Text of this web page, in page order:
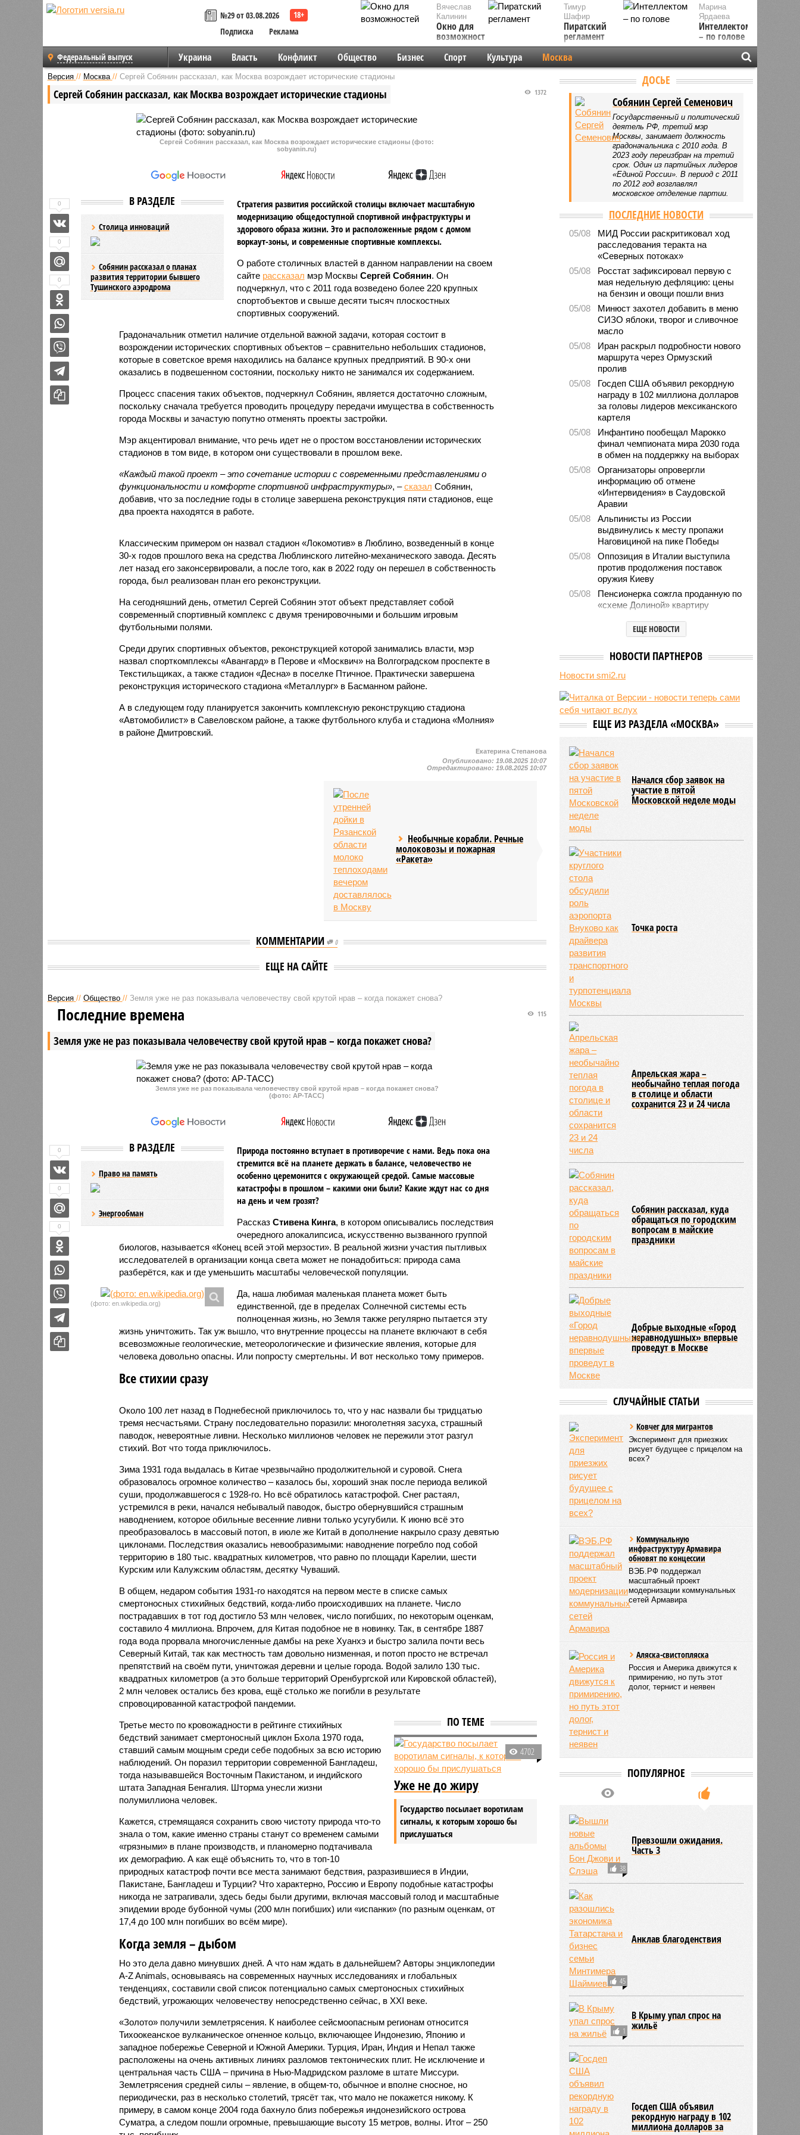
№29 от 03.08.2026
Подписка
Реклама
Вячеслав
Калинин
Окно для
возможностей
Марина
Ярдаева
Интеллектом
– по голове
Тимур
Шафир
Пиратский
регламент
Федеральный выпуск Украина Власть Конфликт Общество Бизнес Спорт Культура Москва
Версия // Москва // Сергей Собянин рассказал, как Москва возрождает исторические стадионы
Сергей Собянин рассказал, как Москва возрождает исторические стадионы 1372
Сергей Собянин рассказал, как Москва возрождает исторические стадионы (фото:
sobyanin.ru)
В РАЗДЕЛЕ
Столица инноваций
Собянин рассказал о планах
развития территории бывшего
Тушинского аэродрома
Стратегия развития российской столицы включает масштабную
модернизацию общедоступной спортивной инфраструктуры и
здорового образа жизни. Это и расположенные рядом с домом
воркаут-зоны, и современные спортивные комплексы.
О работе столичных властей в данном направлении на своем
сайте рассказал мэр Москвы Сергей Собянин. Он
подчеркнул, что с 2011 года возведено более 220 крупных
спортобъектов и свыше десяти тысяч плоскостных
спортивных сооружений.
Градоначальник отметил наличие отдельной важной задачи, которая состоит в
возрождении исторических спортивных объектов – сравнительно небольших стадионов,
которые в советское время находились на балансе крупных предприятий. В 90-х они
оказались в подвешенном состоянии, поскольку никто не занимался их содержанием.
Процесс спасения таких объектов, подчеркнул Собянин, является достаточно сложным,
поскольку сначала требуется проводить процедуру передачи имущества в собственность
города Москвы и зачастую попутно отменять проекты застройки.
Мэр акцентировал внимание, что речь идет не о простом восстановлении исторических
стадионов в том виде, в котором они существовали в прошлом веке.
«Каждый такой проект – это сочетание истории с современными представлениями о
функциональности и комфорте спортивной инфраструктуры», –сказал Собянин,
добавив, что за последние годы в столице завершена реконструкция пяти стадионов, еще
два проекта находятся в работе.
Классическим примером он назвал стадион «Локомотив» в Люблино, возведенный в конце
30-х годов прошлого века на средства Люблинского литейно-механического завода. Десять
лет назад его законсервировали, а после того, как в 2022 году он перешел в собственность
города, был реализован план его реконструкции.
На сегодняшний день, отметил Сергей Собянин этот объект представляет собой
современный спортивный комплекс с двумя тренировочными и большим игровым
футбольными полями.
Среди других спортивных объектов, реконструкцией которой занимались власти, мэр
назвал спорткомплексы «Авангард» в Перове и «Москвич» на Волгоградском проспекте в
Текстильщиках, а также стадион «Десна» в поселке Птичное. Практически завершена
реконструкция исторического стадиона «Металлург» в Басманном районе.
А в следующем году планируется закончить комплексную реконструкцию стадиона
«Автомобилист» в Савеловском районе, а также футбольного клуба и стадиона «Молния»
в районе Дмитровский.
0
0
0
Екатерина Степанова
Опубликовано: 19.08.2025 10:07
Отредактировано: 19.08.2025 10:07
Необычные корабли. Речные
молоковозы и пожарная
«Ракета»
КОММЕНТАРИИ 0
ЕЩЕ НА САЙТЕ
Версия // Общество // Земля уже не раз показывала человечеству свой крутой нрав – когда покажет снова?
Земля уже не раз показывала человечеству свой крутой нрав – когда покажет снова?
115
Последние времена
Земля уже не раз показывала человечеству свой крутой нрав – когда покажет снова?
(фото: АР-ТАСС)
В РАЗДЕЛЕ
Право на память
Энергообман
Природа постоянно вступает в противоречие с нами. Ведь пока она
стремится всё на планете держать в балансе, человечество не
особенно церемонится с окружающей средой. Самые массовые
катастрофы в прошлом – какими они были? Какие ждут нас со дня
на день и чем грозят?
Рассказ Стивена Кинга, в котором описывались последствия
очередного апокалипсиса, искусственно вызванного группой
биологов, называется «Конец всей этой мерзости». В реальной жизни участия пытливых
исследователей в организации конца света может не понадобиться: природа сама
разберётся, как и где уменьшить масштабы человеческой популяции.
(фото: en.wikipedia.org)
Да, наша любимая маленькая планета может быть
единственной, где в пределах Солнечной системы есть
полноценная жизнь, но Земля также регулярно пытается эту
жизнь уничтожить. Так уж вышло, что внутренние процессы на планете включают в себя
всевозможные геологические, метеорологические и физические явления, которые для
человека довольно опасны. Или попросту смертельны. И вот несколько тому примеров.
Все стихии сразу
Около 100 лет назад в Поднебесной приключилось то, что у нас назвали бы тридцатью
тремя несчастьями. Страну последовательно поразили: многолетняя засуха, страшный
паводок, невероятные ливни. Несколько миллионов человек не пережили этот разгул
стихий. Вот что тогда приключилось.
Зима 1931 года выдалась в Китае чрезвычайно продолжительной и суровой. Снега
образовалось огромное количество – казалось бы, хороший знак после периода великой
суши, продолжавшегося с 1928-го. Но всё обратилось катастрофой. Снег растаял,
устремился в реки, начался небывалый паводок, быстро обернувшийся страшным
наводнением, которое обильные весенние ливни только усугубили. К июню всё это
преобразовалось в массовый потоп, в июле же Китай в дополнение накрыло сразу девятью
циклонами. Последствия оказались невообразимыми: наводнение погребло под собой
территорию в 180 тыс. квадратных километров, что равно по площади Карелии, шести
Курским или Калужским областям, десятку Чуваший.
В общем, недаром события 1931-го находятся на первом месте в списке самых
смертоносных стихийных бедствий, когда-либо происходивших на планете. Число
пострадавших в тот год достигло 53 млн человек, число погибших, по некоторым оценкам,
составило 4 миллиона. Впрочем, для Китая подобное не в новинку. Так, в сентябре 1887
года вода прорвала многочисленные дамбы на реке Хуанхэ и быстро залила почти весь
Северный Китай, так как местность там довольно низменная, и потоп просто не встречал
препятствий на своём пути, уничтожая деревни и целые города. Водой залило 130 тыс.
квадратных километров (а это больше территорий Оренбургской или Кировской областей),
2 млн человек остались без крова, ещё столько же погибли в результате
спровоцированной катастрофой пандемии.
ПО ТЕМЕ
4702
Уже не до жиру
Государство посылает воротилам
сигналы, к которым хорошо бы
прислушаться
Третье место по кровожадности в рейтинге стихийных
бедствий занимает смертоносный циклон Бхола 1970 года,
ставший самым мощным среди себе подобных за всю историю
наблюдений. Он поразил территории современной Бангладеш,
тогда называвшейся Восточным Пакистаном, и индийского
штата Западная Бенгалия. Шторма унесли жизни
полумиллиона человек.
Кажется, стремящаяся сохранить свою чистоту природа что-то
знала о том, какие именно страны станут со временем самыми
«грязными» в плане производств, и планомерно подтачивала
их демографию. А как ещё объяснить то, что в топ-10
природных катастроф почти все места занимают бедствия, разразившиеся в Индии,
Пакистане, Бангладеш и Турции? Что характерно, Россию и Европу подобные катастрофы
никогда не затрагивали, здесь беды были другими, включая массовый голод и масштабные
эпидемии вроде бубонной чумы (200 млн погибших) или «испанки» (по разным оценкам, от
17,4 до 100 млн погибших во всём мире).
Когда земля – дыбом
Но это дела давно минувших дней. А что нам ждать в дальнейшем? Авторы энциклопедии
A-Z Animals, основываясь на современных научных исследованиях и глобальных
тенденциях, составили свой список потенциально самых смертоносных стихийных
бедствий, угрожающих человечеству непосредственно сейчас, в XXI веке.
«Золото» получили землетрясения. К наиболее сейсмоопасным регионам относится
Тихоокеанское вулканическое огненное кольцо, включающее Индонезию, Японию и
западное побережье Северной и Южной Америки. Турция, Иран, Индия и Непал также
расположены на очень активных линиях разломов тектонических плит. Не исключение и
центральная часть США – причина в Нью-Мадридском разломе в штате Миссури.
Землетрясения средней силы – явление, в общем-то, обычное и вполне сносное, но
периодически, раз в несколько столетий, трясёт так, что мало не покажется никому. К
примеру, в самом конце 2004 года бахнуло близ побережья индонезийского острова
Суматра, а следом пошли огромные, превышающие высоту 15 метров, волны. Итог – 250
0
0
0
ДОСЬЕ
Собянин Сергей Семенович
Государственный и политический
деятель РФ, третий мэр
Москвы, занимает должность
градоначальника с 2010 года. В
2023 году переизбран на третий
срок. Один из партийных лидеров
«Единой России». В период с 2011
по 2012 год возглавлял
московское отделение партии.
ПОСЛЕДНИЕ НОВОСТИ
05/08
МИД России раскритиковал ход
расследования теракта на
«Северных потоках»
05/08
Росстат зафиксировал первую с
мая недельную дефляцию: цены
на бензин и овощи пошли вниз
05/08
Минюст захотел добавить в меню
СИЗО яблоки, творог и сливочное
масло
05/08
Иран раскрыл подробности нового
маршрута через Ормузский
пролив
05/08
Госдеп США объявил рекордную
награду в 102 миллиона долларов
за головы лидеров мексиканского
картеля
05/08
Инфантино пообещал Марокко
финал чемпионата мира 2030 года
в обмен на поддержку на выборах
05/08
Организаторы опровергли
информацию об отмене
«Интервидения» в Саудовской
Аравии
05/08
Альпинисты из России
выдвинулись к месту пропажи
Наговициной на пике Победы
05/08
Оппозиция в Италии выступила
против продолжения поставок
оружия Киеву
05/08
Пенсионерка сожгла проданную по
«схеме Долиной» квартиру
Microsoft обвинила российских
хакеров в глобальной охоте за
отелях
Тюмени обнаружено превышение
05/08
ТЦК заработали 3 миллиарда
долларов на «мёртвых душах»
В Испании потребовали исключить
чемпионата мира 2030 года из-за
миграционного кризиса
05/08
Сотрудница полиции помогла
сыну обстрелять конкурирующую
банду
ЕЩЕ НОВОСТИ
НОВОСТИ ПАРТНЕРОВ
Новости smi2.ru
ЕЩЕ ИЗ РАЗДЕЛА «МОСКВА»
Начался сбор заявок на
участие в пятой
Московской неделе моды
Точка роста
Апрельская жара –
необычайно теплая погода
в столице и области
сохранится 23 и 24 числа
Собянин рассказал, куда
обращаться по городским
вопросам в майские
праздники
Добрые выходные «Город
неравнодушных» впервые
проведут в Москве
СЛУЧАЙНЫЕ СТАТЬИ
Ковчег для мигрантов
Эксперимент для приезжих
рисует будущее с прицелом на
всех?
Коммунальную
инфраструктуру Армавира
обновят по концессии
ВЭБ.РФ поддержал
масштабный проект
модернизации коммунальных
сетей Армавира
Аляска-свистопляска
Россия и Америка движутся к
примирению, но путь этот
долог, тернист и неявен
ПОПУЛЯРНОЕ
38
Превзошли ожидания.
Часть 3
45
Анклав благоденствия
1
В Крыму упал спрос на
жильё
Госдеп США объявил
рекордную награду в 102
миллиона долларов за